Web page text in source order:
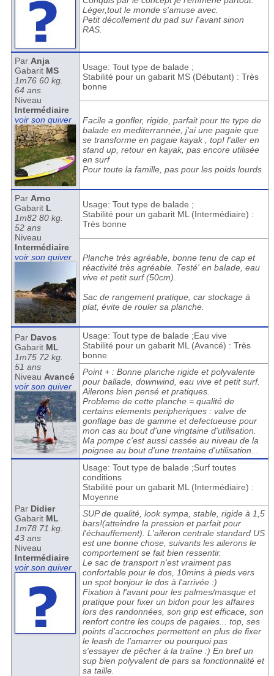
Léger,tout le monde s'amuse avec.
Petit décollement du pad sur l'avant sinon
RAS.
Par Anja
Gabarit MS
1m76 60 kg.
64 ans
Niveau
Intermédiaire
voir son quiver
Usage: Tout type de balade ;
Stabilité pour un gabarit MS (Débutant) : Très
bonne
Facile a gonfler, rigide, parfait pour tte type de
balade en mediterrannée, j'ai une pagaie que
se transforme en pagaie kayak , top! l'aller en
stand up, retour en kayak, pas encore utilisée
en surf
Pour toute la famille, pas pour les poids lourds
Par Arno
Gabarit L
1m82 80 kg.
52 ans
Niveau
Intermédiaire
voir son quiver
Usage: Tout type de balade ;
Stabilité pour un gabarit ML (Intermédiaire) :
Très bonne
Planche très agréable, bonne tenu de cap et
réactivité très agréable. Testé' en balade, eau
vive et petit surf (50cm).
Sac de rangement pratique, car stockage à
plat, évite de rouler sa planche.
Par Davos
Gabarit ML
1m75 72 kg.
51 ans
Niveau Avancé
voir son quiver
Usage: Tout type de balade ;Eau vive
Stabilité pour un gabarit ML (Avancé) : Très
bonne
Point + : Bonne planche rigide et polyvalente
pour ballade, downwind, eau vive et petit surf.
Ailerons bien pensé et pratiques.
Probleme de cette planche = qualité de
certains elements peripheriques : valve de
gonflage bas de gamme et defectueuse pour
mon cas au bout d'une vingtaine d'utilisation.
Ma pompe c'est aussi cassée au niveau de la
poignee au bout d'une trentaine d'utilisation...
Par Didier
Gabarit ML
1m78 71 kg.
43 ans
Niveau
Intermédiaire
voir son quiver
Usage: Tout type de balade ;Surf toutes
conditions
Stabilité pour un gabarit ML (Intermédiaire) :
Moyenne
SUP de qualité, look sympa, stable, rigide à 1,5
bars!(atteindre la pression et parfait pour
l'échauffement). L'aileron centrale standard US
est une bonne chose, suivants les ailerons le
comportement se fait bien ressentir.
Le sac de transport n'est vraiment pas
confortable pour le dos, 10mins à pieds vers
un spot bonjour le dos à l'arrivée :)
Fixation à l'avant pour les palmes/masque et
pratique pour fixer un bidon pour les affaires
lors des randonnées, son grip est efficace, son
renfort contre les coups de pagaies... top, ses
points d'accroches permettent en plus de fixer
le leash de l’amarrer ou pourquoi pas
s'essayer de pêcher à la traîne :) En bref un
sup bien polyvalent de pars sa fonctionnalité et
sa taille.